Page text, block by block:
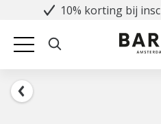
10% korting bij